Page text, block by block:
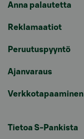
Anna palautetta
Reklamaatiot
Peruutuspyyntö
Ajanvaraus
Verkkotapaaminen
Tietoa S-Pankista